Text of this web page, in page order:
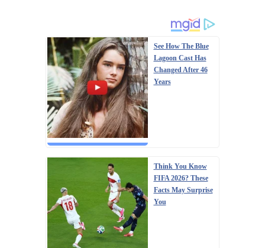
See How The Blue
Lagoon Cast Has
Changed After 46
Years
Think You Know
FIFA 2026? These
Facts May Surprise
You